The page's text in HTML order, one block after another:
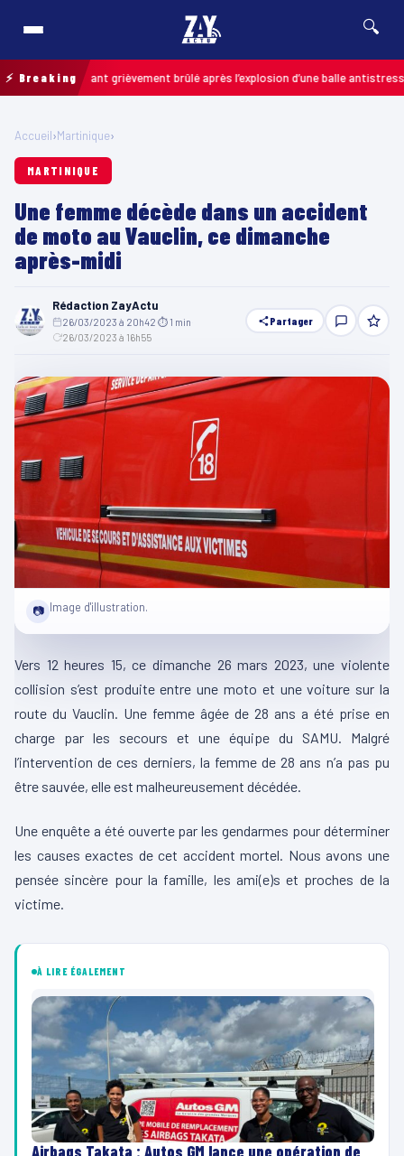
🔍
⚡ Breaking
: un enfant grièvement brûlé après l’explosion d’une balle antistress
Accueil›Martinique›
MARTINIQUE
Une femme décède dans un accident
de moto au Vauclin, ce dimanche
après-midi
Rédaction ZayActu
26/03/2023 à 20h42 ⏱ 1 min
26/03/2023 à 16h55
Partager
📷 Image d'illustration.
Vers 12 heures 15, ce dimanche 26 mars 2023, une violente
collision s’est produite entre une moto et une voiture sur la
route du Vauclin. Une femme âgée de 28 ans a été prise en
charge par les secours et une équipe du SAMU. Malgré
l’intervention de ces derniers, la femme de 28 ans n’a pas pu
être sauvée, elle est malheureusement décédée.
Une enquête a été ouverte par les gendarmes pour déterminer
les causes exactes de cet accident mortel. Nous avons une
pensée sincère pour la famille, les ami(e)s et proches de la
victime.
À LIRE ÉGALEMENT
Airbags Takata : Autos GM lance une opération de